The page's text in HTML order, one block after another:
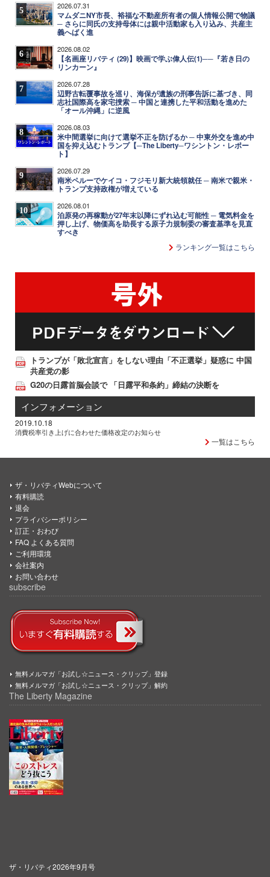
5 2026.07.31
マムダニNY市長、裕福な不動産所有者の個人情報公開で物議
─ さらに同氏の支持母体には親中活動家も入り込み、共産主
義へばく進
6 2026.08.02
【名画座リバティ (29)】映画で学ぶ偉人伝(1)──『若き日の
リンカーン』
7 2026.07.28
辺野古転覆事故を巡り、海保が遺族の刑事告訴に基づき、同
志社国際高を家宅捜索 ─ 中国と連携した平和活動を進めた
「オール沖縄」に逆風
8 2026.08.03
米中間選挙に向けて選挙不正を防げるか ─ 中東外交を進め中
国を抑え込むトランプ【─The Liberty─ワシントン・レポー
ト】
9 2026.07.29
南米ペルーでケイコ・フジモリ新大統領就任 ─ 南米で親米・
トランプ支持政権が増えている
10 2026.08.01
泊原発の再稼動が27年末以降にずれ込む可能性 ─ 電気料金を
押し上げ、物価高を助長する原子力規制委の審査基準を見直
すべき
ランキング一覧はこちら
トランプが「敗北宣言」をしない理由「不正選挙」疑惑に 中国
共産党の影
G20の日露首脳会談で 「日露平和条約」締結の決断を
インフォメーション
2019.10.18
消費税率引き上げに合わせた価格改定のお知らせ
一覧はこちら
ザ・リバティWebについて
有料購読
退会
プライバシーポリシー
訂正・おわび
FAQ よくある質問
ご利用環境
会社案内
お問い合わせ
subscribe
無料メルマガ「お試し☆ニュース・クリップ」登録
無料メルマガ「お試し☆ニュース・クリップ」解約
The Liberty Magazine
ザ・リバティ2026年9月号